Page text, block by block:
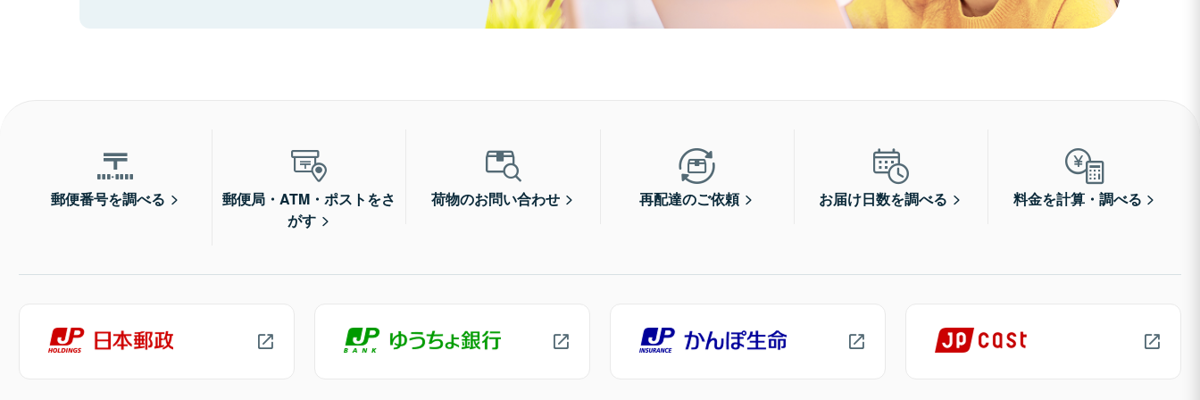
郵便番号を調べる
郵便局・ATM・ポストをさ
がす
荷物のお問い合わせ 再配達のご依頼 お届け日数を調べる 料金を計算・調べる